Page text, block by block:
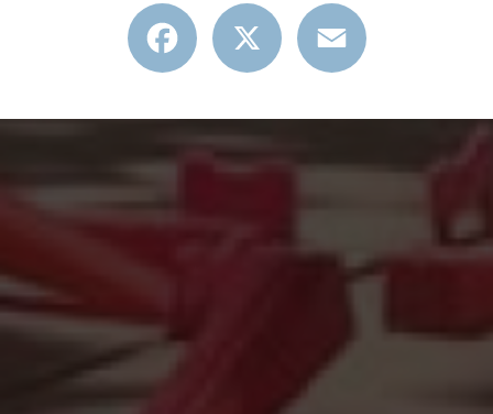
Facebook